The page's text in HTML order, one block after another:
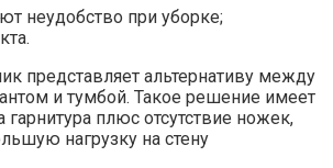
неудобство при уборке;
представляет альтернативу между
и тумбой. Такое решение имеет
плюс отсутствие ножек,
нагрузку на стену